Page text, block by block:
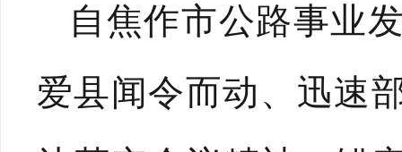
自焦作市公路事业
爱县闻令而动、迅速